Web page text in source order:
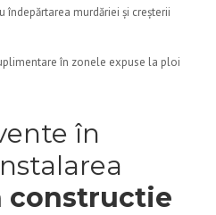
îndepărtarea murdăriei și creșterii
în zonele expuse la ploi
în
constructie